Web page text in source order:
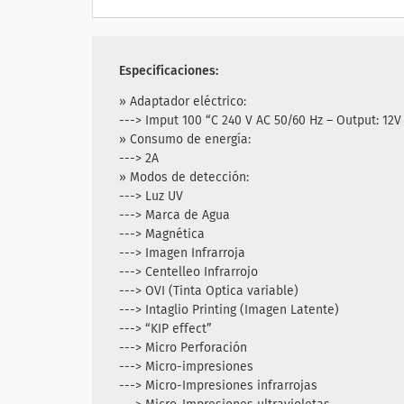
Especificaciones:
» Adaptador eléctrico:
---> Imput 100 “C 240 V AC 50/60 Hz – Output: 12V
» Consumo de energía:
---> 2A
» Modos de detección:
---> Luz UV
---> Marca de Agua
---> Magnética
---> Imagen Infrarroja
---> Centelleo Infrarrojo
---> OVI (Tinta Optica variable)
---> Intaglio Printing (Imagen Latente)
---> “KIP effect”
---> Micro Perforación
---> Micro-impresiones
---> Micro-Impresiones infrarrojas